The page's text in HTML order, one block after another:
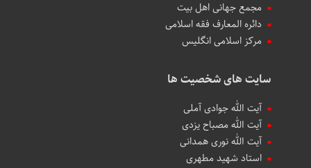
مجمع جهانی اهل بیت
دائره المعارف فقه اسلامی
مرکز اسلامی انگلیس
سایت های شخصیت ها
آیت الله جوادی آملی
آیت الله مصباح یزدی
آیت الله نوری همدانی
استاد شهید مطهری